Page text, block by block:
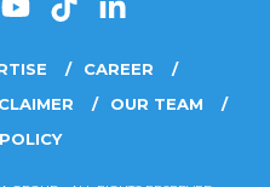
CAREER
OUR TEAM